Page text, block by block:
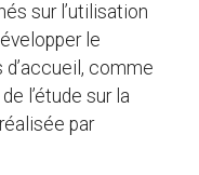
sur l’utilisation
le
comme
l’étude sur la
par